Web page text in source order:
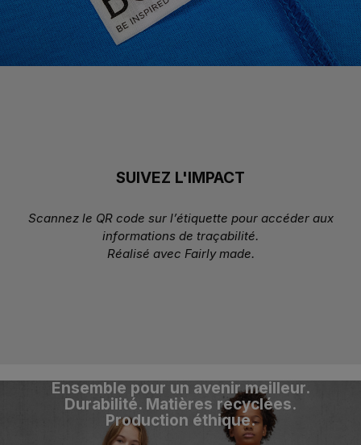
SUIVEZ L'IMPACT
Scannez le QR code sur l’étiquette pour accéder aux
informations de traçabilité.
Réalisé avec Fairly made.
Ensemble pour un avenir meilleur.
Durabilité. Matières recyclées.
Production éthique.